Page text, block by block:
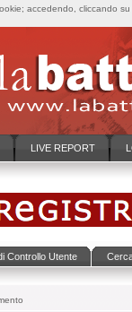
LIVE REPORT
Controllo Utente
accedendo, cliccando